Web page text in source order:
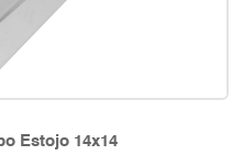
Estojo 14x14